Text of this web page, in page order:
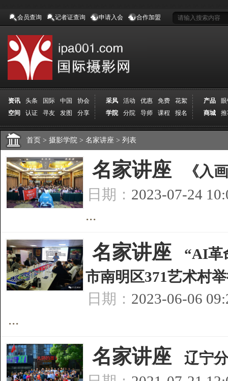
会员查询 记者证查询 申请入会 合作加盟
资讯 头条 国际 中国 协会 采风 活动 优惠 免费 花絮 产品
空间
认证 寻友 发图 分享 学院 分院 导师 课程 报名 商城
首页 > 摄影学院 > 名家讲座 > 列表
名家讲座
《入
日期： 2023-07-24
...
名家讲座
“AI革
市南明区371艺术村
日期： 2023-06-06
...
名家讲座
辽宁